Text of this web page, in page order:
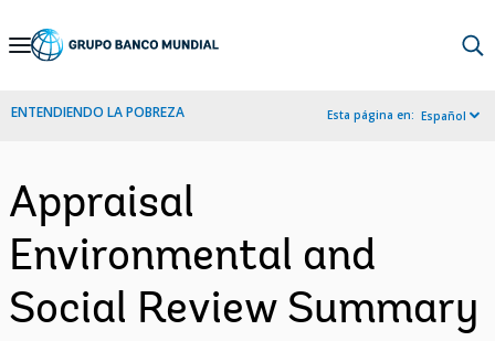
Skip
Navigation
ENTENDIENDO LA POBREZA Esta página en: Español
Appraisal
Environmental and
Social Review Summary